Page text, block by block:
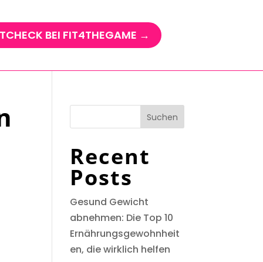
BEI FIT4THEGAME →
Suchen
Recent
Posts
Gesund Gewicht
abnehmen: Die Top 10
Ernährungsgewohnheit
en, die wirklich helfen